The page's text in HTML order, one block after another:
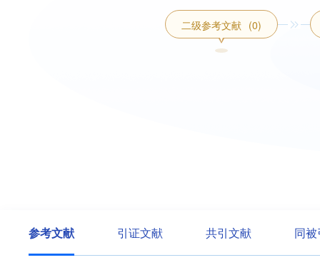
二级参考文献 (0)
参考文献 引证文献 共引文献 同